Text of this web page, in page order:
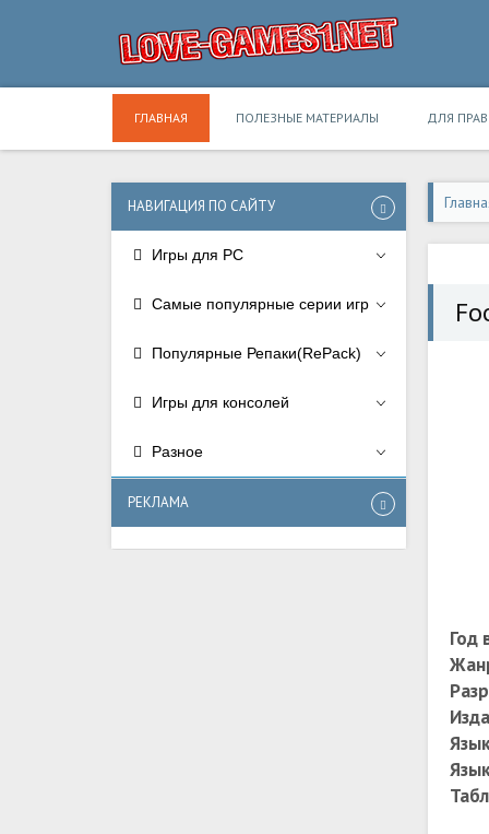
ГЛАВНАЯ ПОЛЕЗНЫЕ МАТЕРИАЛЫ ДЛЯ
НАВИГАЦИЯ ПО САЙТУ
Игры для PC
Самые популярные серии игр
Популярные Репаки(RePack)
Игры для консолей
Разное
РЕКЛАМА
Год